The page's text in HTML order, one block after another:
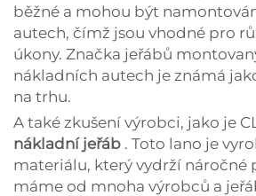
běžné a mohou být
autech, čímž jsou vhodné pro
úkony. Značka jeřábů
nákladních autech je známá
na trhu.
A také zkušení výrobci, jako je
nákladní jeřáb . Toto lano je
materiálu, který vydrží náročné
máme od mnoha výrobců a